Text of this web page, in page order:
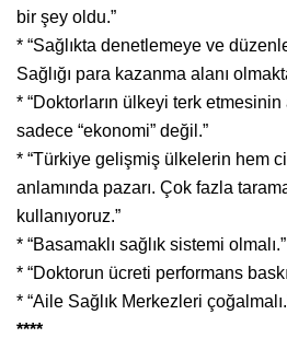
bir şey oldu.”
* “Sağlıkta denetlemeye ve
Sağlığı para kazanma alanı
* “Doktorların ülkeyi terk
sadece “ekonomi” değil.”
* “Türkiye gelişmiş ülkelerin hem
anlamında pazarı. Çok fazla
kullanıyoruz.”
* “Basamaklı sağlık sistemi olmalı.”
* “Doktorun ücreti performans
* “Aile Sağlık Merkezleri
****